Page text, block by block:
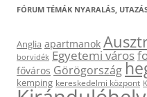
FÓRUM TÉMÁK NYARALÁS,
Anglia apartmanok
borvidék Egyetemi város
főváros Görögország
kemping kereskedelmi központ